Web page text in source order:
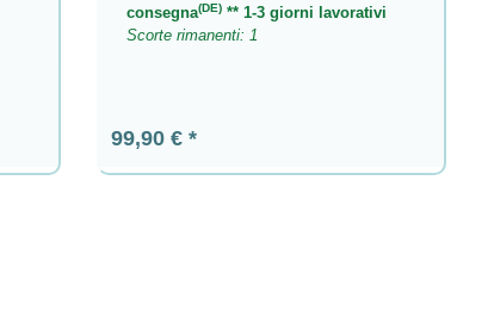
consegna(DE)** 1-3 giorni lavorativi
Scorte rimanenti: 1
Prezzo normale:
99,90 €